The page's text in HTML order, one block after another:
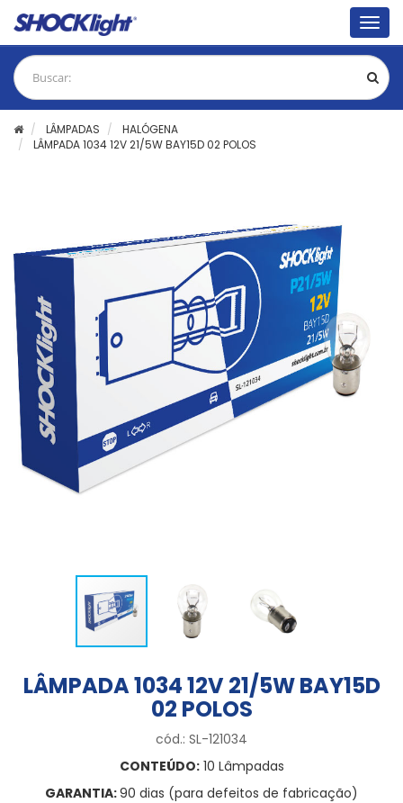
LÂMPADAS
HALÓGENA
LÂMPADA 1034 12V 21/5W BAY15D 02 POLOS
LÂMPADA 1034 12V 21/5W BAY15D
02 POLOS
cód.: SL-121034
CONTEÚDO:10 Lâmpadas
GARANTIA:90 dias (para defeitos de fabricação)